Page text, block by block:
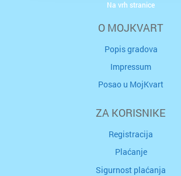
O MOJKVART
Popis gradova
Impressum
Posao u MojKvart
ZA KORISNIKE
Registracija
Plaćanje
Sigurnost plaćanja
Na vrh stranice